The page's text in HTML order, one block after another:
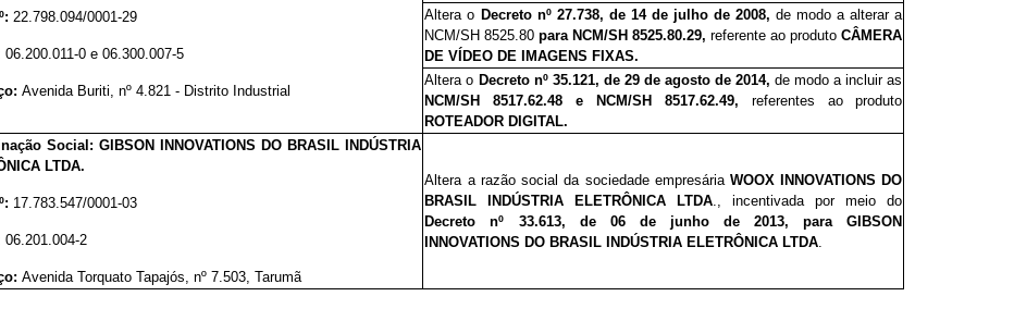
22.798.094/0001-29
06.200.011-0 e 06.300.007-5
Avenida Buriti, nº 4.821 - Distrito Industrial
Altera o Decreto nº 27.738, de 14 de julho de 2008,de modo a alterar a
NCM/SH 8525.80 para NCM/SH 8525.80.29, referente ao produtoCÂMERA
DE VÍDEO DE IMAGENS FIXAS.
Altera o Decreto nº 35.121, de 29 de agosto de 2014,de modo a incluir as
NCM/SH
8517.62.48 e NCM/SH 8517.62.49, referentes ao produto
ROTEADOR DIGITAL.
Social: GIBSON INNOVATIONS DO BRASIL INDÚSTRIA
LTDA.
17.783.547/0001-03
06.201.004-2
Avenida Torquato Tapajós, nº 7.503, Tarumã
Altera a razão social da sociedade empresária WOOX INNOVATIONS DO
BRASIL INDÚSTRIA ELETRÔNICA LTDA., incentivada por meio do
Decreto nº 33.613, de 06 de junho de 2013,
para GIBSON
INNOVATIONS DO BRASIL INDÚSTRIA ELETRÔNICA LTDA.